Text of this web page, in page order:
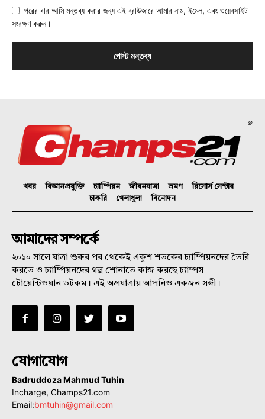
পরের বার আমি মন্তব্য করার জন্য এই ব্রাউজারে আমার নাম, ইমেল, এবং ওয়েবসাইট
সংরক্ষণ করুন।
©
খবর বিজ্ঞানপ্রযুক্তি চ্যাম্পিয়ন জীবনযাত্রা ভ্রমণ
রিসোর্স সেন্টার
চাকরি
খেলাধুলা বিনোদন
আমাদের সম্পর্কে
২০১০ সালে যাত্রা শুরুর পর থেকেই একুশ শতকের চ্যাম্পিয়নদের তৈরি
করতে ও চ্যাম্পিয়নদের গল্প শোনাতে কাজ করছে চ্যাম্পস
টোয়েন্টিওয়ান ডটকম। এই অগ্রযাত্রায় আপনিও একজন সঙ্গী।
যোগাযোগ
Badruddoza Mahmud Tuhin
Incharge, Champs21.com
Email:bmtuhin@gmail.com